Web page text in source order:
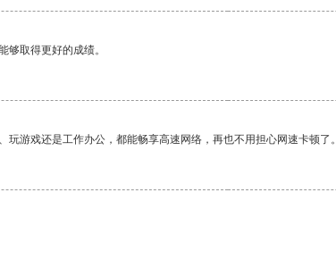
够取得更好的成绩。
游戏还是工作办公，都能畅享高速网络，再也不用担心网速卡顿了。